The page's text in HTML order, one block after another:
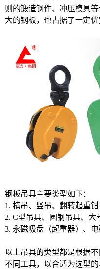
则的锻造钢件、冲压模具
大的钢板，也占据了一定优
钢板吊具主要类型如下：
1. 横吊、竖吊、翻转起重
2. C型吊具、圆钢吊具、大
3. 永磁吸盘（起重器）、电
以上吊具的类型都是根据
不同工具，以合适为选型